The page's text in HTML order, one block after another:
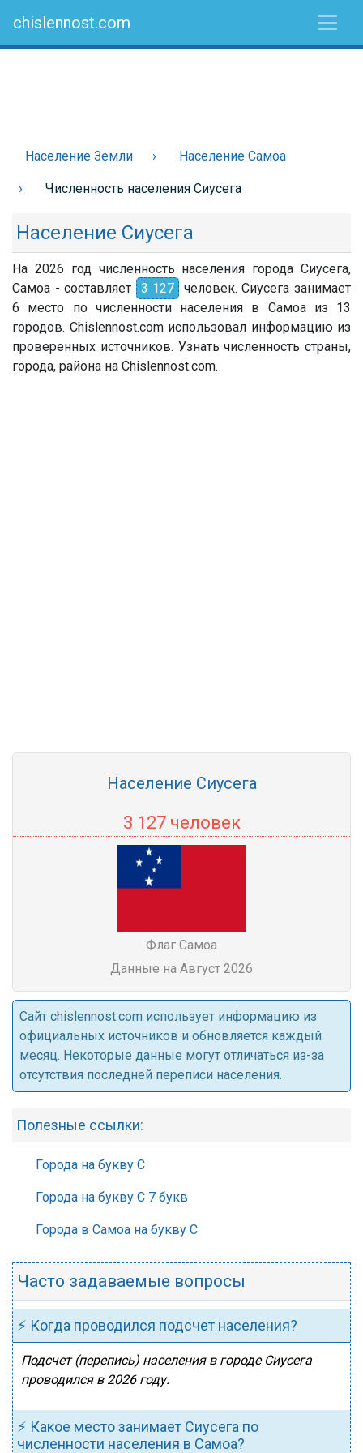
chislennost.com
Население Земли Население Самоа
Численность населения Сиусега
Население Сиусега
На 2026 год численность населения города Сиусега,
Самоа - составляет
3 127
человек. Сиусега занимает
6 место по численности населения в Самоа из 13
городов. Chislennost.com использовал информацию из
проверенных источников. Узнать численность страны,
города, района на Chislennost.com.
Население Сиусега
3 127 человек
Флаг Самоа
Данные на Август 2026
Cайт chislennost.com использует информацию из
официальных источников и обновляется каждый
месяц. Некоторые данные могут отличаться из-за
отсутствия последней переписи населения.
Полезные ссылки:
Города на букву С
Города на букву С 7 букв
Города в Самоа на букву С
Часто задаваемые вопросы
⚡ Когда проводился подсчет населения?
Подсчет (перепись) населения в городе Сиусега
проводился в 2026 году.
⚡ Какое место занимает Сиусега по
численности населения в Самоа?